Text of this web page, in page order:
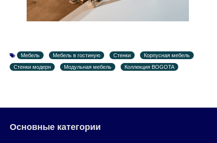
Мебель Мебель в гостиную Стенки
Корпусная мебель
Стенки модерн
Модульная мебель Коллекция BOGOTA
Основные категории